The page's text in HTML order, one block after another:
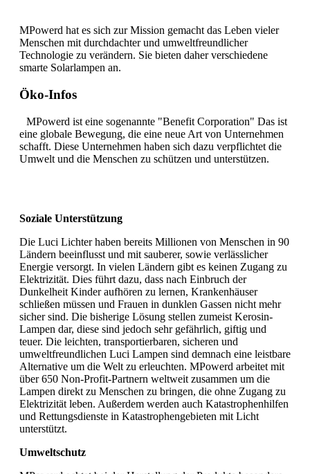
MPowerd hat es sich zur Mission gemacht das Leben vieler
Menschen mit durchdachter und umweltfreundlicher
Technologie zu verändern. Sie bieten daher verschiedene
smarte Solarlampen an.
Öko-Infos
MPowerd ist eine sogenannte "Benefit Corporation" Das ist
eine globale Bewegung, die eine neue Art von Unternehmen
schafft. Diese Unternehmen haben sich dazu verpflichtet die
Umwelt und die Menschen zu schützen und unterstützen.
Soziale Unterstützung
Die Luci Lichter haben bereits Millionen von Menschen in 90
Ländern beeinflusst und mit sauberer, sowie verlässlicher
Energie versorgt. In vielen Ländern gibt es keinen Zugang zu
Elektrizität. Dies führt dazu, dass nach Einbruch der
Dunkelheit Kinder aufhören zu lernen, Krankenhäuser
schließen müssen und Frauen in dunklen Gassen nicht mehr
sicher sind. Die bisherige Lösung stellen zumeist Kerosin-
Lampen dar, diese sind jedoch sehr gefährlich, giftig und
teuer. Die leichten, transportierbaren, sicheren und
umweltfreundlichen Luci Lampen sind demnach eine leistbare
Alternative um die Welt zu erleuchten. MPowerd arbeitet mit
über 650 Non-Profit-Partnern weltweit zusammen um die
Lampen direkt zu Menschen zu bringen, die ohne Zugang zu
Elektrizität leben. Außerdem werden auch Katastrophenhilfen
und Rettungsdienste in Katastrophengebieten mit Licht
unterstützt.
Umweltschutz